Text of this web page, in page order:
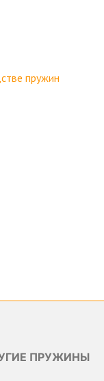
пружин
ПРУЖИНЫ